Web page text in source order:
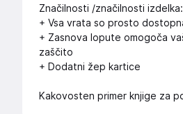
Značilnosti /značilnosti izdelka:
+ Vsa vrata so prosto
+ Zasnova lopute omogoča
zaščito
+ Dodatni žep kartice
Kakovosten primer knjige za